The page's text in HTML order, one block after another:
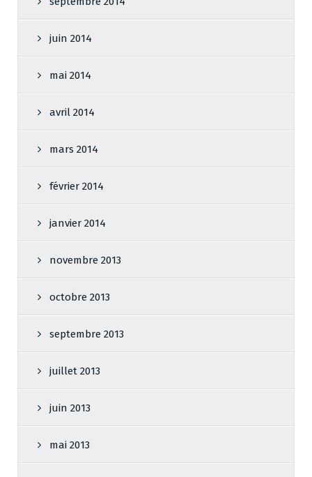
juin 2014
mai 2014
avril 2014
mars 2014
février 2014
janvier 2014
novembre 2013
octobre 2013
septembre 2013
juillet 2013
juin 2013
mai 2013